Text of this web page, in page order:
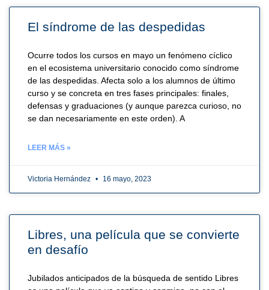
El síndrome de las despedidas
Ocurre todos los cursos en mayo un fenómeno cíclico
en el ecosistema universitario conocido como síndrome
de las despedidas. Afecta solo a los alumnos de último
curso y se concreta en tres fases principales: finales,
defensas y graduaciones (y aunque parezca curioso, no
se dan necesariamente en este orden). A
LEER MÁS »
Victoria Hernández 16 mayo, 2023
Libres, una película que se convierte
en desafío
Jubilados anticipados de la búsqueda de sentido Libres